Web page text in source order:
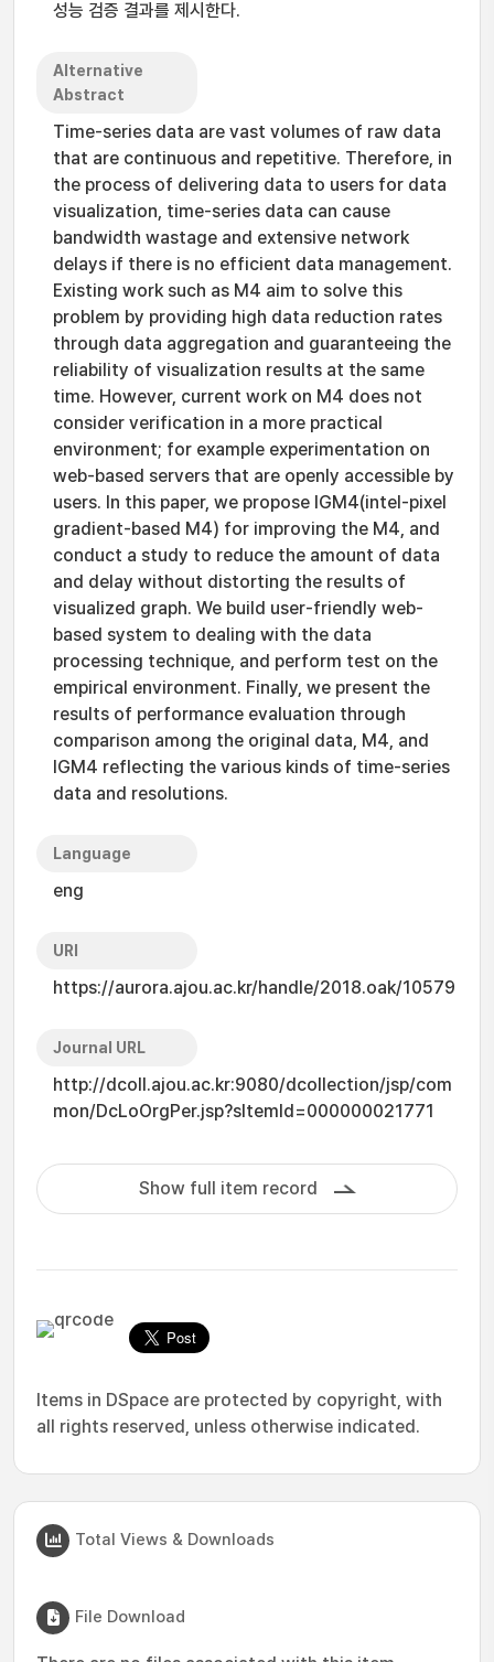
성능 검증 결과를 제시한다.
Alternative
Abstract
Time-series data are vast volumes of raw data
that are continuous and repetitive. Therefore, in
the process of delivering data to users for data
visualization, time-series data can cause
bandwidth wastage and extensive network
delays if there is no efficient data management.
Existing work such as M4 aim to solve this
problem by providing high data reduction rates
through data aggregation and guaranteeing the
reliability of visualization results at the same
time. However, current work on M4 does not
consider verification in a more practical
environment; for example experimentation on
web-based servers that are openly accessible by
users. In this paper, we propose IGM4(intel-pixel
gradient-based M4) for improving the M4, and
conduct a study to reduce the amount of data
and delay without distorting the results of
visualized graph. We build user-friendly web-
based system to dealing with the data
processing technique, and perform test on the
empirical environment. Finally, we present the
results of performance evaluation through
comparison among the original data, M4, and
IGM4 reflecting the various kinds of time-series
data and resolutions.
Language
eng
URI
https://aurora.ajou.ac.kr/handle/2018.oak/10579
Journal URL
http://dcoll.ajou.ac.kr:9080/dcollection/jsp/com
mon/DcLoOrgPer.jsp?sItemId=000000021771
Show full item record
Items in DSpace are protected by copyright, with
all rights reserved, unless otherwise indicated.
Total Views & Downloads
File Download